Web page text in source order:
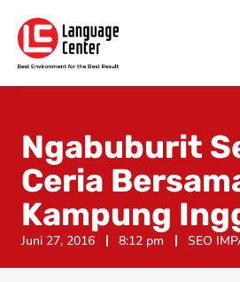
Ngabuburit
Ceria
Kampung
Juni 27, 2016 8:12 pm SEO